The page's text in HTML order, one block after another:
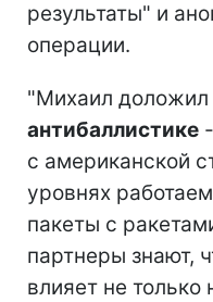
результаты" и
операции.
"Михаил доложил
антибаллистике
с американской
уровнях
пакеты с
партнеры знают,
влияет не